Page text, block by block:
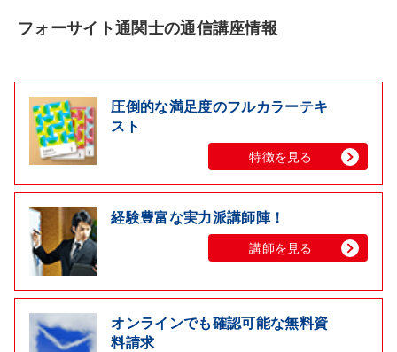
フォーサイト通関士の通信講座情報
圧倒的な満足度のフルカラーテキ
スト
特徴を見る
経験豊富な実力派講師陣！
講師を見る
オンラインでも確認可能な無料資
料請求